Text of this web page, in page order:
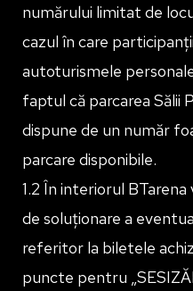
numărului limitat de
cazul în care
autoturismele
faptul că parcarea Sălii
dispune de un număr
parcare disponibile.
1.2 În interiorul
de soluționare a
referitor la biletele
puncte pentru